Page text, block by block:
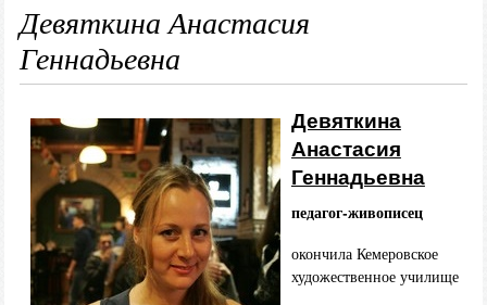
Девяткина Анастасия
Геннадьевна
Девяткина
Анастасия
Геннадьевна
педагог-живописец
окончила Кемеровское
художественное училище